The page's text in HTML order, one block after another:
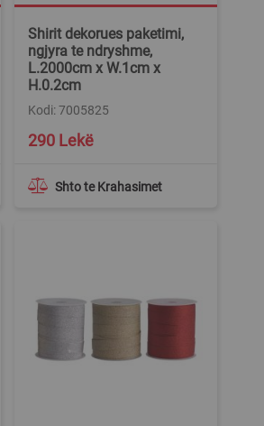
Shirit dekorues paketimi,
ngjyra te ndryshme,
L.2000cm x W.1cm x
H.0.2cm
Kodi: 7005825
Shto te Krahasimet
290 Lekë